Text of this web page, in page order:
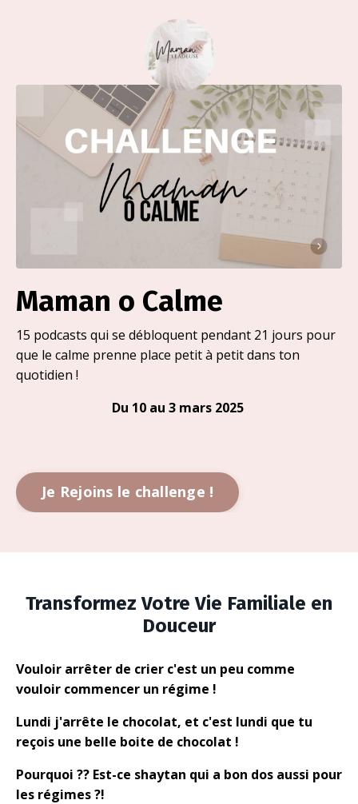
Maman o Calme
15 podcasts qui se débloquent pendant 21 jours pour
que le calme prenne place petit à petit dans ton
quotidien !
Du 10 au 3 mars 2025
Je Rejoins le challenge !
Transformez Votre Vie Familiale en
Douceur
Vouloir arrêter de crier c'est un peu comme
vouloir commencer un régime !
Lundi j'arrête le chocolat, et c'est lundi que tu
reçois une belle boite de chocolat !
Pourquoi ?? Est-ce shaytan qui a bon dos aussi pour
les régimes ?!